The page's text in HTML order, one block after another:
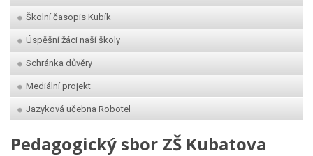
Školní časopis Kubík
Úspěšní žáci naší školy
Schránka důvěry
Mediální projekt
Jazyková učebna Robotel
Pedagogický sbor ZŠ Kubatova